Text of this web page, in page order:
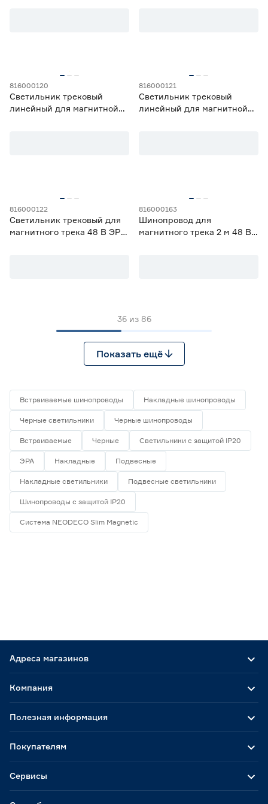
816000120
Светильник трековый
линейный для магнитной
816000121
Светильник трековый
линейный для магнитной
816000122
Светильник трековый для
магнитного трека 48 В ЭРА
816000163
Шинопровод для
магнитного трека 2 м 48 В
36из 86
Показать ещё
Встраиваемые шинопроводы Накладные шинопроводы
Черные светильники Черные шинопроводы
Встраиваемые Черные Светильники с защитой IP20
ЭРА Накладные Подвесные
Накладные светильники Подвесные светильники
Шинопроводы с защитой IP20
Система NEODECO Slim Magnetic
Адреса магазинов
Компания
Полезная информация
Покупателям
Сервисы